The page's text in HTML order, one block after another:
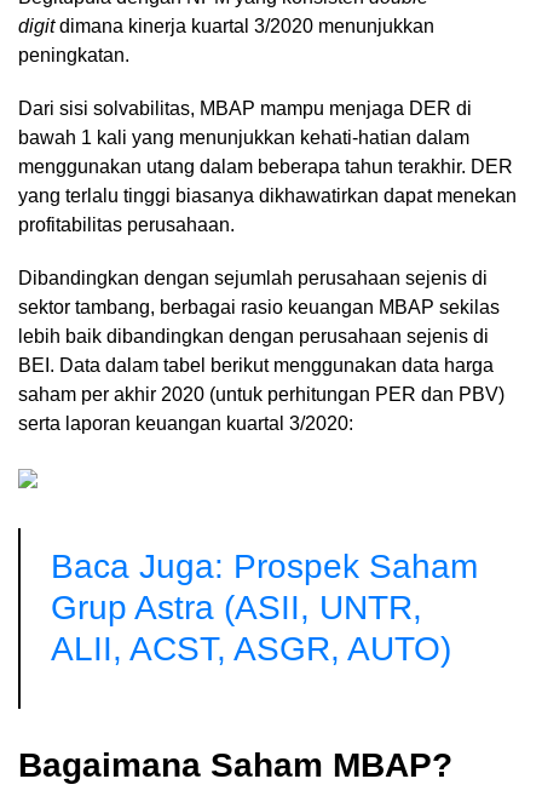
digitdimana kinerja kuartal 3/2020 menunjukkan
peningkatan.
Dari sisi solvabilitas, MBAP mampu menjaga DER di
bawah 1 kali yang menunjukkan kehati-hatian dalam
menggunakan utang dalam beberapa tahun terakhir. DER
yang terlalu tinggi biasanya dikhawatirkan dapat menekan
profitabilitas perusahaan.
Dibandingkan dengan sejumlah perusahaan sejenis di
sektor tambang, berbagai rasio keuangan MBAP sekilas
lebih baik dibandingkan dengan perusahaan sejenis di
BEI. Data dalam tabel berikut menggunakan data harga
saham per akhir 2020 (untuk perhitungan PER dan PBV)
serta laporan keuangan kuartal 3/2020:
Baca Juga: Prospek Saham
Grup Astra (ASII, UNTR,
ALII, ACST, ASGR, AUTO)
Bagaimana Saham MBAP?